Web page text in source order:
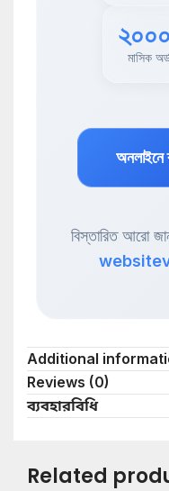
মাসিক
বিস্তারিত আরো
Additional
Reviews (0)
ব্যবহারবিধি
Related